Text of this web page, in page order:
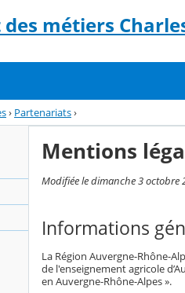
métiers
› Partenariats›
Mentions
Modifiée le dimanche 3 octobre
Informations
La Région Auvergne-Rhône-
de l'enseignement agricole
en Auvergne-Rhône-Alpes ».